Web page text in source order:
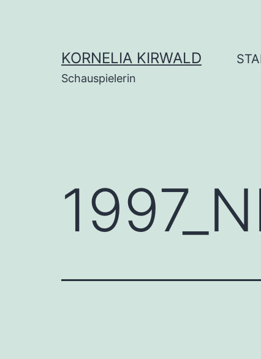
KORNELIA KIRWALD
Schauspielerin